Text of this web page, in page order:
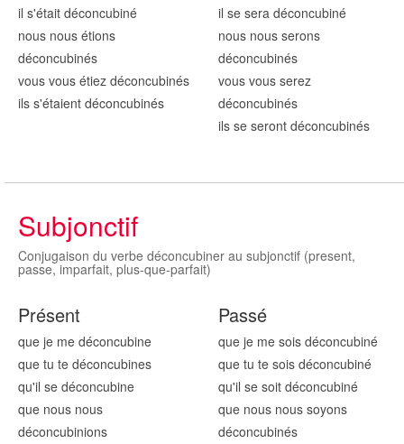
il s'était déconcubiné
nous nous étions
déconcubinés
vous vous étiez déconcubinés
ils s'étaient déconcubinés
il se sera déconcubiné
nous nous serons
déconcubinés
vous vous serez
déconcubinés
ils se seront déconcubinés
Subjonctif
Conjugaison du verbe déconcubiner au subjonctif (present,
passe, imparfait, plus-que-parfait)
Présent
que je me déconcubine
que tu te déconcubines
qu'il se déconcubine
que nous nous
déconcubinions
Passé
que je me sois déconcubiné
que tu te sois déconcubiné
qu'il se soit déconcubiné
que nous nous soyons
déconcubinés